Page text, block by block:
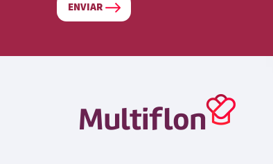
ENVIAR